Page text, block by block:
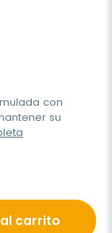
con
su
carrito